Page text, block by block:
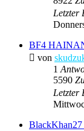
Letzter
BF4
von
1
5590
Letzter